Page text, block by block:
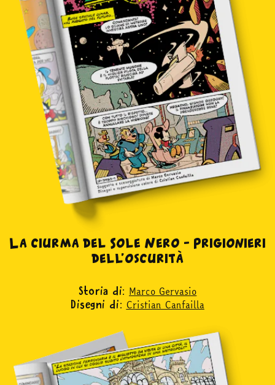
in edicola
mondo fumetto
La ciurma del Sole Nero – Prigionieri
dell’oscurità
Storia di: Marco Gervasio
Disegni di: Cristian Canfailla